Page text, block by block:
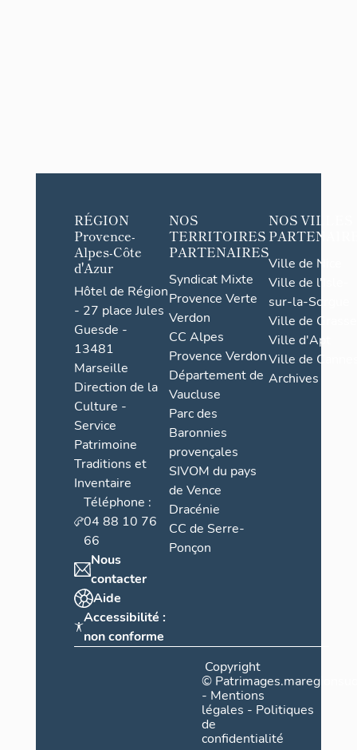
RÉGION
Provence-
Alpes-Côte
d'Azur
Hôtel de Région
- 27 place Jules
Guesde -
13481
Marseille
Direction de la
Culture -
Service
Patrimoine
Traditions et
Inventaire
Téléphone :
04 88 10 76
66
Nous
contacter
Aide
Accessibilité :
non conforme
NOS
TERRITOIRES
PARTENAIRES
Syndicat Mixte
Provence Verte
Verdon
CC Alpes
Provence Verdon
Département de
Vaucluse
Parc des
Baronnies
provençales
SIVOM du pays
de Vence
Dracénie
CC de Serre-
Ponçon
NOS VILLES
Ville de Nice
Ville de l'Isle-
sur-la-Sorgue
Ville de Grasse
Ville d'Apt
Ville de
Archives
Copyright
©
- Mentions
légales - Politiques
de
confidentialité